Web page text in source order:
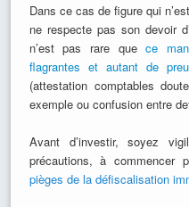
Dans ce cas de figure qui
ne respecte pas son devoir
n’est pas rare quece
flagrantes et autant de
(attestation comptables
exemple ou confusion entre
Avant d’investir, soyez
précautions, à
pièges de la défiscalisation